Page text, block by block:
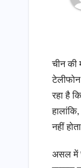
चीन की
रहा है
नहीं
असल में